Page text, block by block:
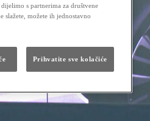
s partnerima za društvene
slažete, možete ih jednostavno
Prihvatite sve kolačiće